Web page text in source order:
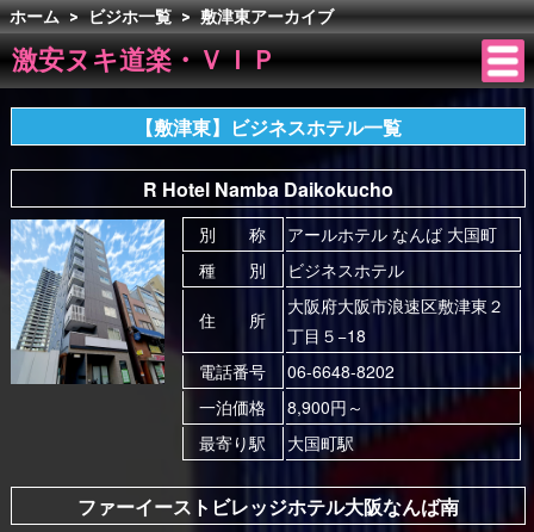
ホーム > ビジホ一覧 > 敷津東アーカイブ
激安ヌキ道楽・ＶＩＰ
【敷津東】ビジネスホテル一覧
R Hotel Namba Daikokucho
別 称
アールホテル なんば 大国町
種 別
ビジネスホテル
住 所
大阪府大阪市浪速区敷津東２
丁目５−18
電話番号
06-6648-8202
一泊価格
8,900円～
最寄り駅
大国町駅
ファーイーストビレッジホテル大阪なんば南